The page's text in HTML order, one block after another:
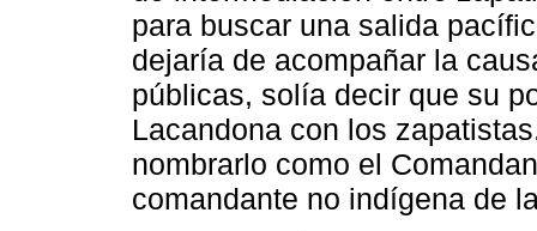
para buscar una salida
dejaría de acompañar la
públicas, solía decir que su
Lacandona con los
nombrarlo como el
comandante no indígena de